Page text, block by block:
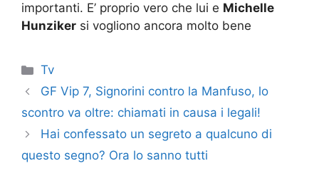
importanti. E’ proprio vero che lui e Michelle
Hunziker si vogliono ancora molto bene
Categorie
Tv
GF Vip 7, Signorini contro la Manfuso, lo
scontro va oltre: chiamati in causa i legali!
Hai confessato un segreto a qualcuno di
questo segno? Ora lo sanno tutti